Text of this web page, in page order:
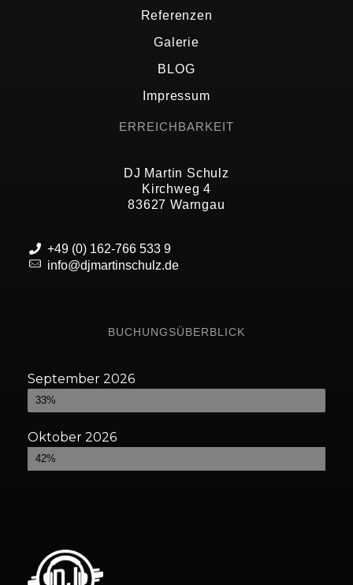
Referenzen
Galerie
BLOG
Impressum
ERREICHBARKEIT
DJ Martin Schulz
Kirchweg 4
83627 Warngau
+49 (0) 162-766 533 9
info@djmartinschulz.de
BUCHUNGSÜBERBLICK
September 2026
Bereits gebucht
33%
Oktober 2026
Bereits gebucht
42%